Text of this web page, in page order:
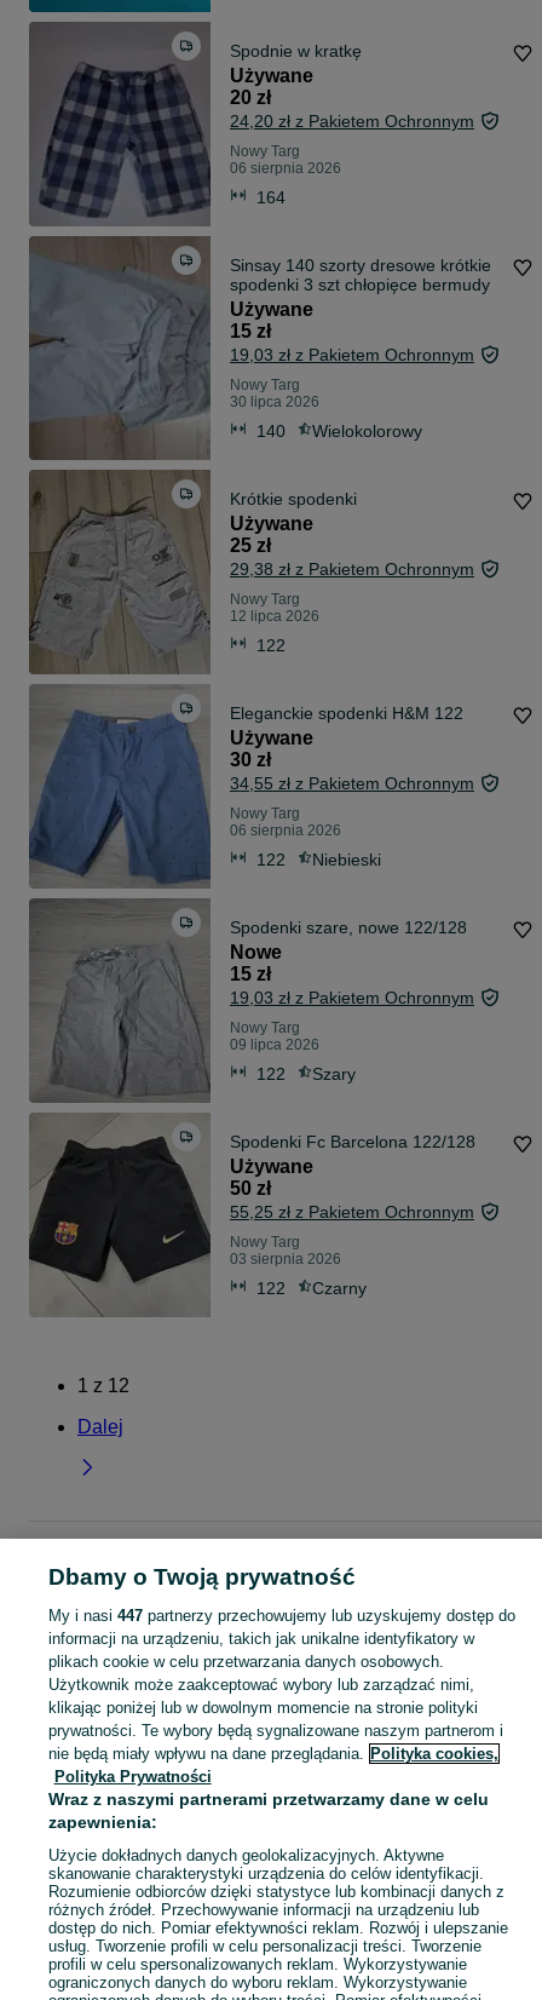
Spodnie w kratkę
Używane
20 zł
24,20 zł z Pakietem Ochronnym
Nowy Targ
06 sierpnia 2026
164
Sinsay 140 szorty dresowe krótkie
spodenki 3 szt chłopięce bermudy
Używane
15 zł
19,03 zł z Pakietem Ochronnym
Nowy Targ
30 lipca 2026
140 Wielokolorowy
Krótkie spodenki
Używane
25 zł
29,38 zł z Pakietem Ochronnym
Nowy Targ
12 lipca 2026
122
Eleganckie spodenki H&M 122
Używane
30 zł
34,55 zł z Pakietem Ochronnym
Nowy Targ
06 sierpnia 2026
122 Niebieski
Spodenki szare, nowe 122/128
Nowe
15 zł
19,03 zł z Pakietem Ochronnym
Nowy Targ
09 lipca 2026
122 Szary
Spodenki Fc Barcelona 122/128
Używane
50 zł
55,25 zł z Pakietem Ochronnym
Nowy Targ
03 sierpnia 2026
122 Czarny
1 z 12
Dalej
Spodenki
Spodenki - Małopolskie Spodenki - Nowy Targ
KATEGORIA
ubranko do chrztu dla chłopca , ubranka na roczek dla chłopca Zobacz
Mapa kategorii
Mapa miejscowości
Mapa ministron
Popularne wyszukiwania
Dbamy o Twoją prywatność
My i nasi 447partnerzy przechowujemy lub uzyskujemy dostęp do
informacji na urządzeniu, takich jak unikalne identyfikatory w
plikach cookie w celu przetwarzania danych osobowych.
Użytkownik może zaakceptować wybory lub zarządzać nimi,
klikając poniżej lub w dowolnym momencie na stronie polityki
prywatności. Te wybory będą sygnalizowane naszym partnerom i
nie będą miały wpływu na dane przeglądania. Polityka cookies,
Polityka Prywatności
Wraz z naszymi partnerami przetwarzamy dane w celu
zapewnienia:
Użycie dokładnych danych geolokalizacyjnych. Aktywne
skanowanie charakterystyki urządzenia do celów identyfikacji.
Rozumienie odbiorców dzięki statystyce lub kombinacji danych z
różnych źródeł. Przechowywanie informacji na urządzeniu lub
dostęp do nich. Pomiar efektywności reklam. Rozwój i ulepszanie
usług. Tworzenie profili w celu personalizacji treści. Tworzenie
profili w celu spersonalizowanych reklam. Wykorzystywanie
ograniczonych danych do wyboru reklam. Wykorzystywanie